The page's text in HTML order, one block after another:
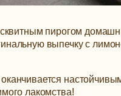
пирогом
выпечку с
лакомства!